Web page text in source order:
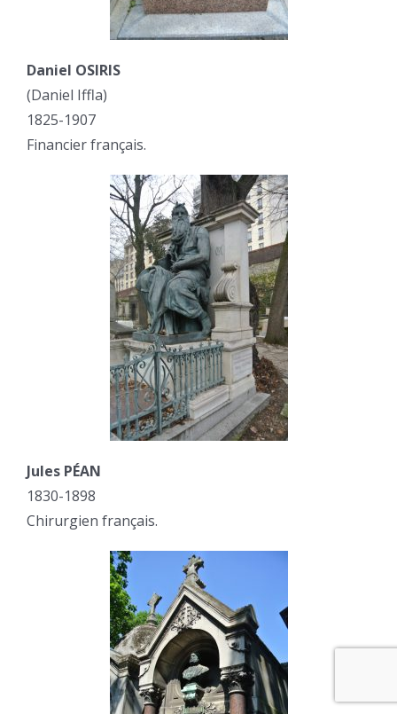
Daniel OSIRIS
(Daniel Iffla)
1825-1907
Financier français.
Jules PÉAN
1830-1898
Chirurgien français.